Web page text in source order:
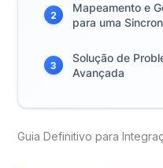
2
Mapeamento e
para uma
3
Solução de
Avançada
Guia Definitivo para